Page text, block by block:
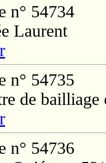
n° 54734
Laurent
n° 54735
de bailliage
n° 54736